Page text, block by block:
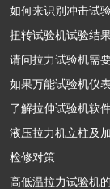
如何来识别冲击试
扭转试验机试验结
请问拉力试验机需
如果万能试验机仪
了解拉伸试验机软
液压拉力机立柱及
检修对策
高低温拉力试验机